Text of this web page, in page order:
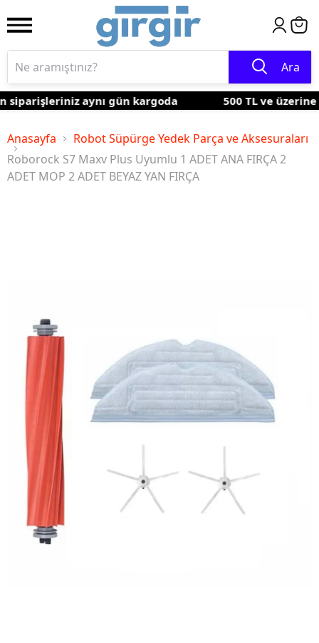
Ara
aynı gün kargoda 500 TL ve üzerine
Anasayfa
Robot Süpürge Yedek Parça ve Aksesuraları
Roborock S7 Maxv Plus Uyumlu 1 ADET ANA FIRÇA 2
ADET MOP 2 ADET BEYAZ YAN FIRÇA